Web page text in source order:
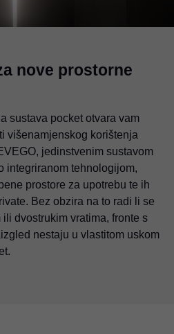
nove prostorne
sustava pocket otvara vam
višenamjenskog korištenja
jedinstvenim sustavom
integriranom tehnologijom,
prostore za upotrebu te ih
Bez obzira na to radi li se
dvostrukim vratima, fronte s
nestaju u vlastitom uskom